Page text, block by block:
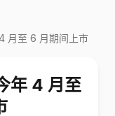
月至 6 月期间上市
年 4 月至